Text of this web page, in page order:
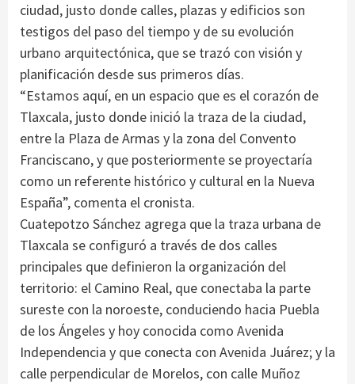
ciudad, justo donde calles, plazas y edificios son
testigos del paso del tiempo y de su evolución
urbano arquitectónica, que se trazó con visión y
planificación desde sus primeros días.
“Estamos aquí, en un espacio que es el corazón de
Tlaxcala, justo donde inició la traza de la ciudad,
entre la Plaza de Armas y la zona del Convento
Franciscano, y que posteriormente se proyectaría
como un referente histórico y cultural en la Nueva
España”, comenta el cronista.
Cuatepotzo Sánchez agrega que la traza urbana de
Tlaxcala se configuró a través de dos calles
principales que definieron la organización del
territorio: el Camino Real, que conectaba la parte
sureste con la noroeste, conduciendo hacia Puebla
de los Ángeles y hoy conocida como Avenida
Independencia y que conecta con Avenida Juárez; y la
calle perpendicular de Morelos, con calle Muñoz